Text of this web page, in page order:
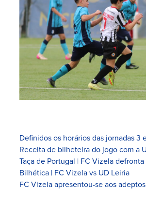
Definidos os horários das jornadas 3
Receita de bilheteira do jogo com a
Taça de Portugal | FC Vizela
Bilhética | FC Vizela vs UD Leiria
FC Vizela apresentou-se aos